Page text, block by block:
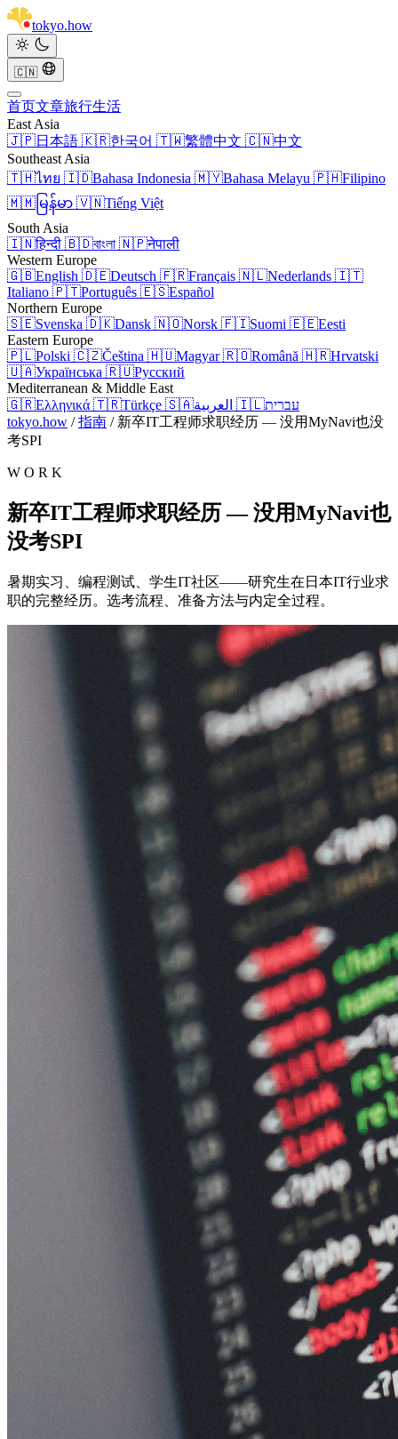
tokyo.how
🇨🇳
首页文章旅行生活
East Asia
🇯🇵日本語 🇰🇷한국어 🇹🇼繁體中文 🇨🇳中文
Southeast Asia
🇹🇭ไทย 🇮🇩Bahasa Indonesia 🇲🇾Bahasa Melayu 🇵🇭Filipino
🇲🇲 မြန်မာ 🇻🇳Tiếng Việt
South Asia
🇮🇳हिन्दी 🇧🇩বাংলা 🇳🇵नेपाली
Western Europe
🇬🇧English 🇩🇪Deutsch 🇫🇷Français 🇳🇱Nederlands 🇮🇹
Italiano 🇵🇹Português 🇪🇸Español
Northern Europe
🇸🇪Svenska 🇩🇰Dansk 🇳🇴Norsk 🇫🇮Suomi 🇪🇪Eesti
Eastern Europe
🇵🇱Polski 🇨🇿Čeština 🇭🇺Magyar🇷🇴Română 🇭🇷Hrvatski
🇺🇦Українська 🇷🇺Русский
Mediterranean & Middle East
🇬🇷Ελληνικά 🇹🇷Türkçe 🇸🇦 🇮🇱עברית
tokyo.how / 指南 / 新卒IT工程师求职经历 — 没用MyNavi也没
考SPI
W O R K
新卒IT工程师求职经历 — 没用MyNavi也
没考SPI
暑期实习、编程测试、学生IT社区——研究生在日本IT行业求
职的完整经历。选考流程、准备方法与内定全过程。